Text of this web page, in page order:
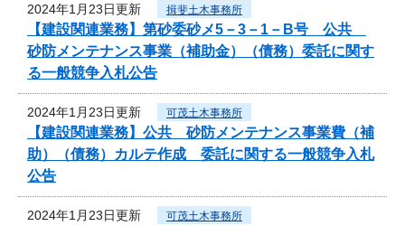
2024年1月23日更新 揖斐土木事務所
【建設関連業務】第砂委砂メ5－3－1－B号 公共
砂防メンテナンス事業（補助金）（債務）委託に関す
る一般競争入札公告
2024年1月23日更新 可茂土木事務所
【建設関連業務】公共 砂防メンテナンス事業費（補
助）（債務）カルテ作成 委託に関する一般競争入札
公告
2024年1月23日更新 可茂土木事務所